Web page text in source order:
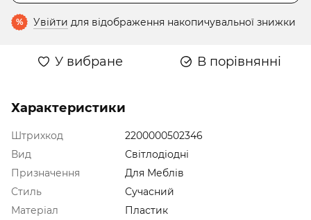
% Увійти для відображення накопичувальної знижки
У вибране В порівнянні
Характеристики
Штрихкод
2200000502346
Вид
Світлодіодні
Призначення
Для Меблів
Стиль
Сучасний
Матеріал
Пластик